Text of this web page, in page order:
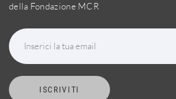
della Fondazione MCR
Inserici la tua email
ISCRIVITI